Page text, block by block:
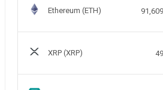
Ethereum (ETH)
XRP (XRP)